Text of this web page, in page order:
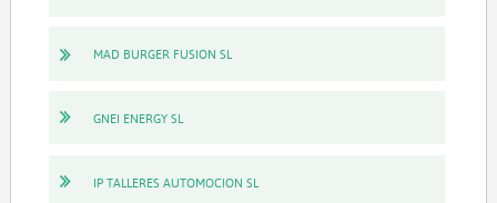
MAD BURGER FUSION SL
GNEI ENERGY SL
IP TALLERES AUTOMOCION SL